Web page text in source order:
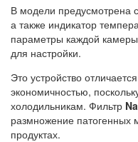
В модели предусмотрена
а также индикатор
параметры каждой
для настройки.
Это устройство
экономичностью,
холодильникам. Фильтр
размножение патогенных
продуктах.